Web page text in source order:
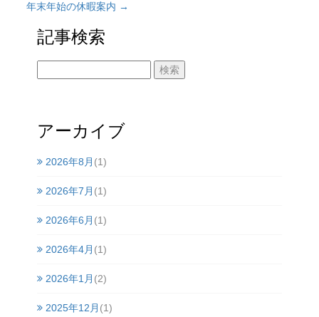
年末年始の休暇案内 →
記事検索
アーカイブ
2026年8月 (1)
2026年7月 (1)
2026年6月 (1)
2026年4月 (1)
2026年1月 (2)
2025年12月 (1)